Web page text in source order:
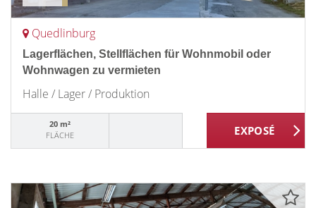
Quedlinburg
Lagerflächen, Stellflächen für Wohnmobil oder
Wohnwagen zu vermieten
Halle / Lager / Produktion
20 m²
FLÄCHE